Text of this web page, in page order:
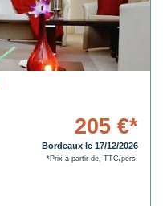
205 €*
Bordeaux le 17/12/2026
*Prix à partir de, TTC/pers.